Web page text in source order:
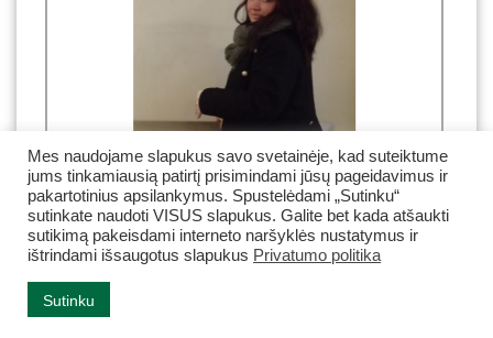
Mes naudojame slapukus savo svetainėje, kad suteiktume
jums tinkamiausią patirtį prisimindami jūsų pageidavimus ir
pakartotinius apsilankymus. Spustelėdami „Sutinku“
sutinkate naudoti VISUS slapukus. Galite bet kada atšaukti
sutikimą pakeisdami interneto naršyklės nustatymus ir
ištrindami išsaugotus slapukus Privatumo politika
Sutinku